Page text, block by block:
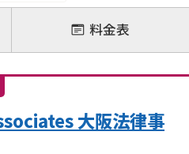
調停
離婚裁判
DV
モラハラ
離婚
の夫婦 熟年離婚
料金表
大阪法律事